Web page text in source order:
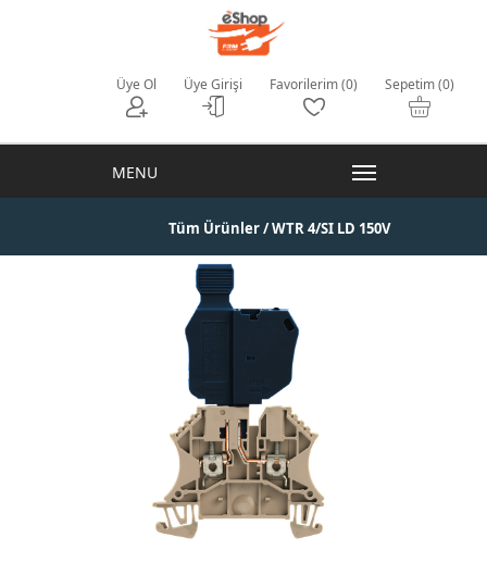
Üye Ol Üye Girişi Favorilerim (0) Sepetim (0)
Tüm Ürünler/ WTR 4/SI LD 150V